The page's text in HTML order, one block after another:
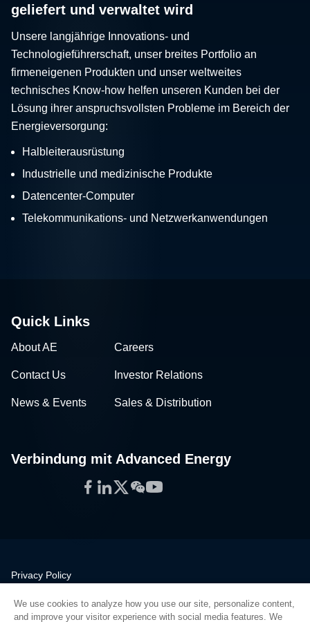
geliefert und verwaltet wird
Unsere langjährige Innovations- und
Technologieführerschaft, unser breites Portfolio an
firmeneigenen Produkten und unser weltweites
technisches Know-how helfen unseren Kunden bei der
Lösung ihrer anspruchsvollsten Probleme im Bereich der
Energieversorgung:
Halbleiterausrüstung
Industrielle und medizinische Produkte
Datencenter-Computer
Telekommunikations- und Netzwerkanwendungen
Quick Links
About AE Careers
Contact Us Investor Relations
News & Events Sales & Distribution
Verbindung mit Advanced Energy
Facebook
LinkedIn
Twitter
WeChat
YouTube
Privacy Policy
Quality
We use cookies to analyze how you use our site, personalize content,
and improve your visitor experience with social media features. We